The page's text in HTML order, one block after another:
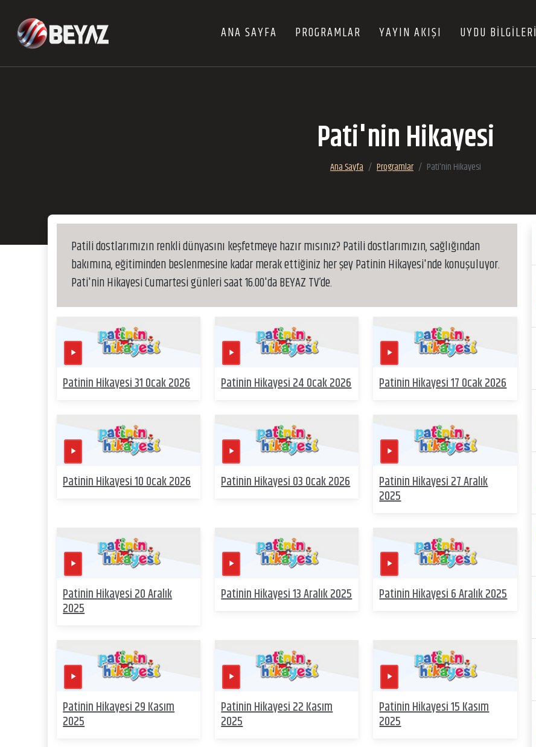
ANA SAYFA PROGRAMLAR YAYIN AKIŞI UYDU BİLGİLERİ
Pati'nin Hikayesi
Ana Sayfa Programlar Pati'nin Hikayesi
Patili dostlarımızın renkli dünyasını keşfetmeye hazır mısınız? Patili dostlarımızın, sağlığından
bakımına, eğitiminden beslenmesine kadar merak ettiğiniz her şey Patinin Hikayesi'nde konuşuluyor.
Pati'nin Hikayesi Cumartesi günleri saat 16.00'da BEYAZ TV’de.
Patinin Hikayesi 31 Ocak 2026 Patinin Hikayesi 24 Ocak 2026 Patinin Hikayesi 17 Ocak 2026
Patinin Hikayesi 10 Ocak 2026 Patinin Hikayesi 03 Ocak 2026 Patinin Hikayesi 27 Aralık
2025
Patinin Hikayesi 20 Aralık
2025
Patinin Hikayesi 13 Aralık 2025 Patinin Hikayesi 6 Aralık 2025
Patinin Hikayesi 29 Kasım
2025
Patinin Hikayesi 22 Kasım
2025
Patinin Hikayesi 15 Kasım
2025